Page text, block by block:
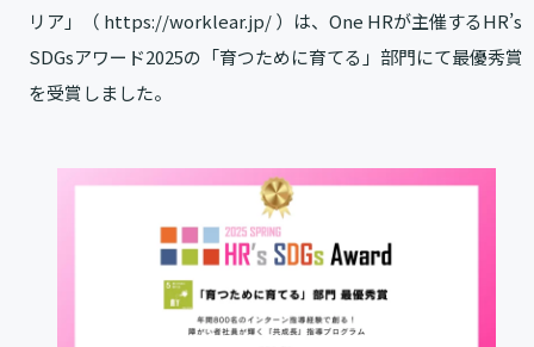
リア」（ https://worklear.jp/）は、One HRが主催するHR’s
SDGsアワード2025の「育つために育てる」部門にて最優秀賞
を受賞しました。